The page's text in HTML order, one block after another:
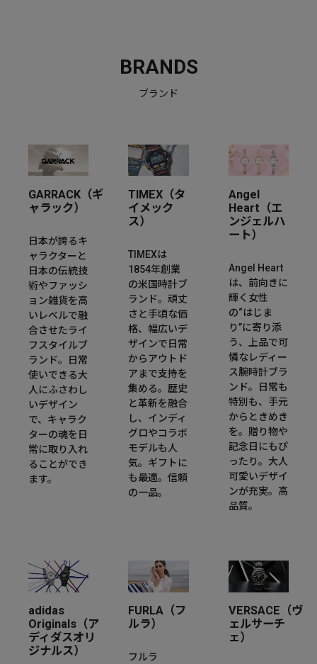
BRANDS
ブランド
GARRACK（ギ
ャラック）
日本が誇るキ
ャラクターと
日本の伝統技
術やファッシ
ョン雑貨を高
いレベルで融
合させたライ
フスタイルブ
ランド。日常
使いできる大
人にふさわし
いデザイン
で、キャラク
ターの魂を日
常に取り入れ
ることができ
ます。
TIMEX（タ
イメック
ス）
TIMEXは
1854年創業
の米国時計ブ
ランド。頑丈
さと手頃な価
格、幅広いデ
ザインで日常
からアウトド
アまで支持を
集める。歴史
と革新を融合
し、インディ
グロやコラボ
モデルも人
気。ギフトに
も最適。信頼
の一品。
Angel
Heart（エ
ンジェルハ
ート）
Angel Heart
は、前向きに
輝く女性
の“はじま
り”に寄り添
う、上品で可
憐なレディー
ス腕時計ブラ
ンド。日常も
特別も、手元
からときめき
を。贈り物や
記念日にもぴ
ったり。大人
可愛いデザイ
ンが充実。高
品質。
adidas
Originals（ア
ディダスオリ
ジナルス）
FURLA（フ
ルラ）
フルラ
VERSACE（ヴ
ェルサーチ
ェ）